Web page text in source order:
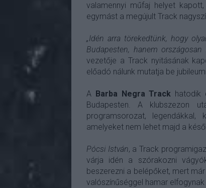
valamennyi műfaj helyet
egymást a megújult Track
„Idén arra törekedtünk, hogy
Budapesten, hanem országosan
vezetője a Track nyitásának
előadó nálunk mutatja be
A Barba Negra Track hatodik
Budapesten. A klubszezon
programsorozat,
amelyeket nem lehet majd a
Pócsi István, a Track
várja idén a szórakozni
beszerezni a belépőket, mert
valószínűséggel hamar